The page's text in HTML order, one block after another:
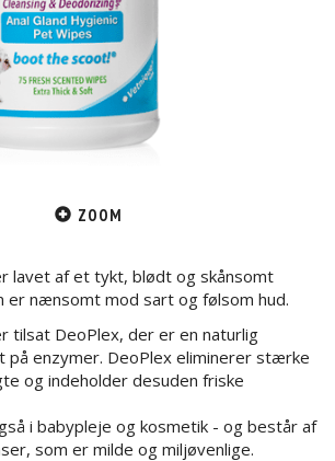
ZOOM
lavet af et tykt, blødt og skånsomt
er nænsomt mod sart og følsom hud.
tilsat DeoPlex, der er en naturlig
på enzymer. DeoPlex eliminerer stærke
og indeholder desuden friske
i babypleje og kosmetik - og består af
som er milde og miljøvenlige.